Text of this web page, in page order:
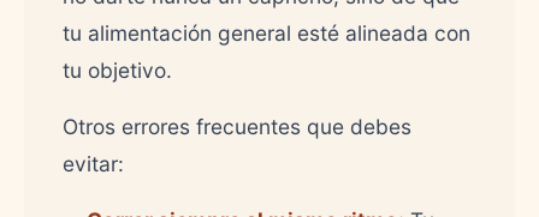
tu alimentación general esté alineada con
tu objetivo.
Otros errores frecuentes que debes
evitar: